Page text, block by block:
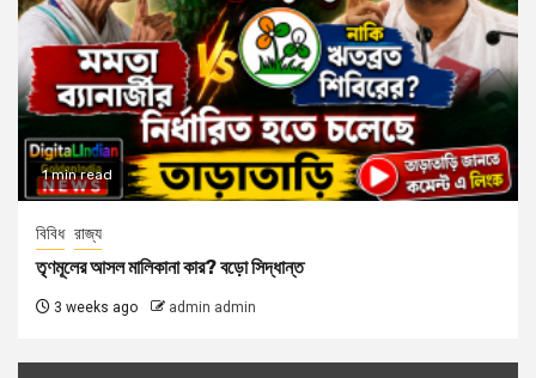
1 min read
বিবিধ রাজ্য
তৃণমূলের আসল মালিকানা কার? বড়ো সিদ্ধান্ত
3 weeks ago admin admin